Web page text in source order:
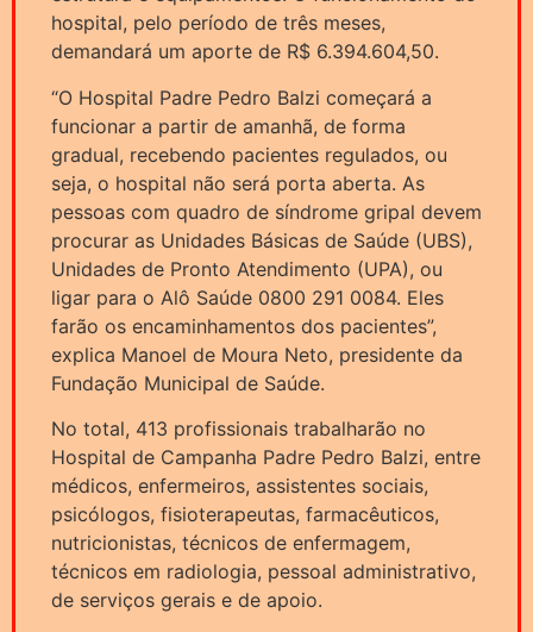
hospital, pelo período de três meses,
demandará um aporte de R$ 6.394.604,50.
“O Hospital Padre Pedro Balzi começará a
funcionar a partir de amanhã, de forma
gradual, recebendo pacientes regulados, ou
seja, o hospital não será porta aberta. As
pessoas com quadro de síndrome gripal devem
procurar as Unidades Básicas de Saúde (UBS),
Unidades de Pronto Atendimento (UPA), ou
ligar para o Alô Saúde 0800 291 0084. Eles
farão os encaminhamentos dos pacientes”,
explica Manoel de Moura Neto, presidente da
Fundação Municipal de Saúde.
No total, 413 profissionais trabalharão no
Hospital de Campanha Padre Pedro Balzi, entre
médicos, enfermeiros, assistentes sociais,
psicólogos, fisioterapeutas, farmacêuticos,
nutricionistas, técnicos de enfermagem,
técnicos em radiologia, pessoal administrativo,
de serviços gerais e de apoio.